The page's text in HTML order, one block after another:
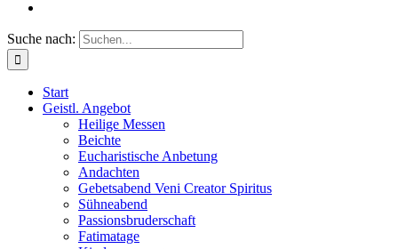
Suche nach:
Start
Geistl. Angebot
Heilige Messen
Beichte
Eucharistische Anbetung
Andachten
Gebetsabend Veni Creator Spiritus
Sühneabend
Passionsbruderschaft
Fatimatage